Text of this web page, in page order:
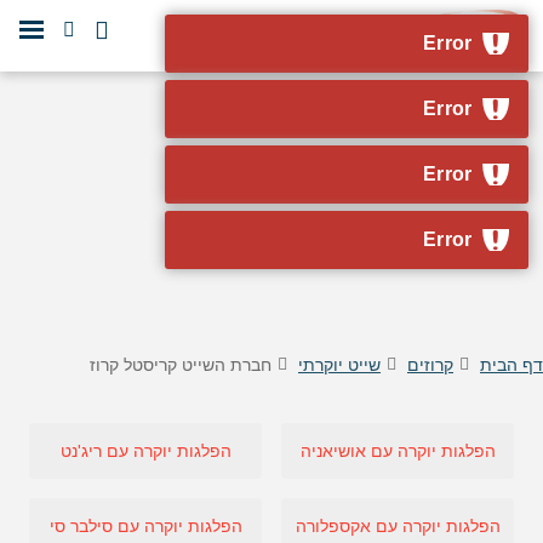
דף הבית קרוזים שייט יוקרתי חברת השייט קריסטל קרוז
הפלגות יוקרה עם אושיאניה הפלגות יוקרה עם ריג'נט
הפלגות יוקרה עם אקספלורה הפלגות יוקרה עם סילבר סי
Error
Error
Error
Error